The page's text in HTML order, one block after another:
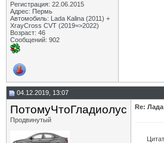
Регистрация: 22.06.2015
Адрес: Пермь
Автомобиль: Lada Kalina (2011) +
XrayCross CVT (2019=>2022)
Возраст: 46
Сообщений: 902
04.12.2019, 13:07
ПотомуЧтоГладиолус
Продвинутый
Re: